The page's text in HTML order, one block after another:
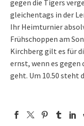
gegen die Tigers
gleichentags in der
Ihr Heimturnier
Frühschoppen am
Kirchberg gilt es für
ernst, wenn es
geht. Um 10.50 steht